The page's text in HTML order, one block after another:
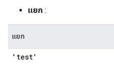
แยก :
แยก
'test'